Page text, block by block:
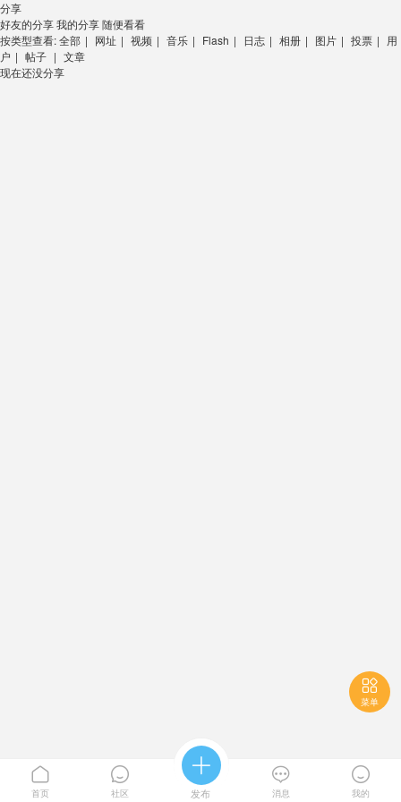
分享
好友的分享我的分享随便看看
按类型查看:全部 | 网址 | 视频 | 音乐 | Flash | 日志 | 相册 | 图片 | 投票 | 用
户 | 帖子 | 文章
现在还没分享

菜单

首页

社区

发布

消息

我的